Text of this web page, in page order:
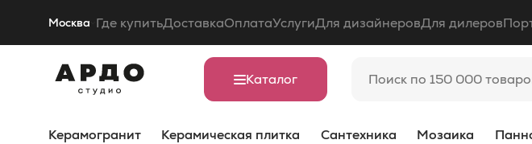
Москва Где купитьДоставкаОплатаУслугиДля дизайнеровДля дилеров
Каталог
Керамогранит Керамическая плитка Сантехника Мозаика